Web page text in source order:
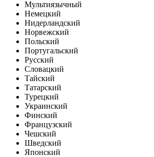
Мультиязычный
Немецкий
Нидерландский
Норвежский
Польский
Португальский
Русский
Словацкий
Тайский
Татарский
Турецкий
Украинский
Финский
Французский
Чешский
Шведский
Японский